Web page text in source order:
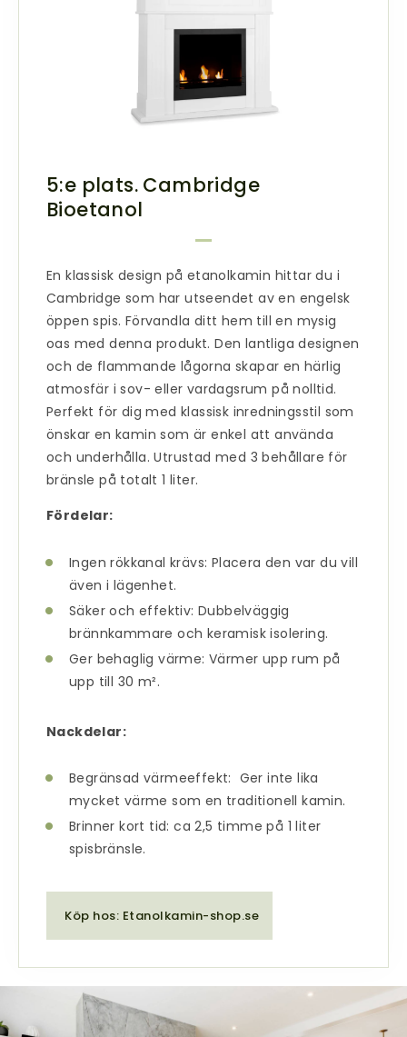
5:e plats. Cambridge
Bioetanol
Enklassisk design på etanolkamin hittar du i
Cambridge som har utseendet av en engelsk
öppen spis. Förvandla ditt hem till en mysig
oas med denna produkt. Den lantliga designen
och de flammande lågorna skapar en härlig
atmosfär i sov- eller vardagsrum på nolltid.
Perfekt för dig med klassisk inredningsstil som
önskar en kamin som är enkel att använda
och underhålla. Utrustad med 3 behållare för
bränsle på totalt 1 liter.
Fördelar:
Ingen rökkanal krävs: Placera den var du vill
även i lägenhet.
Säker och effektiv: Dubbelväggig
brännkammare och keramisk isolering.
Ger behaglig värme: Värmer upp rum på
upp till 30 m².
Nackdelar:
Begränsad värmeeffekt: Ger inte lika
mycket värme som en traditionell kamin.
Brinner kort tid: ca 2,5 timme på 1 liter
spisbränsle.
Köp hos: Etanolkamin-shop.se